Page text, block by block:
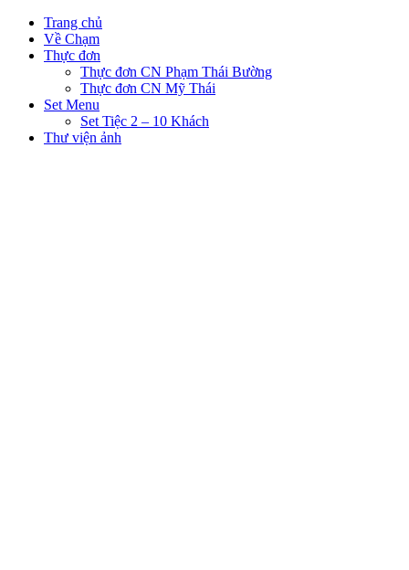
Trang chủ
Về Chạm
Thực đơn
Thực đơn CN Phạm Thái Bường
Thực đơn CN Mỹ Thái
Set Menu
Set Tiệc 2 – 10 Khách
Thư viện ảnh